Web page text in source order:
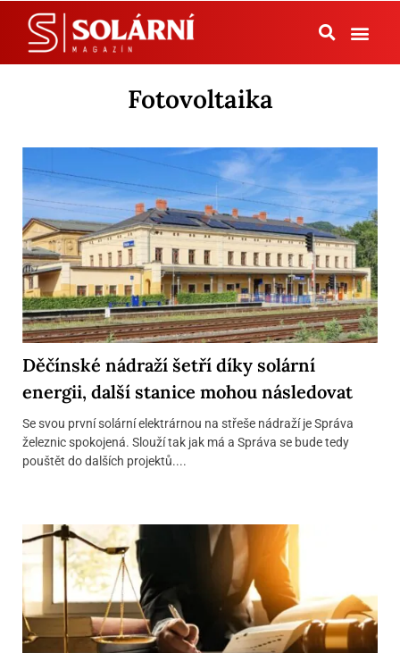
Fotovoltaika
Děčínské nádraží šetří díky solární
energii, další stanice mohou následovat
Se svou první solární elektrárnou na střeše nádraží je Správa
železnic spokojená. Slouží tak jak má a Správa se bude tedy
pouštět do dalších projektů....